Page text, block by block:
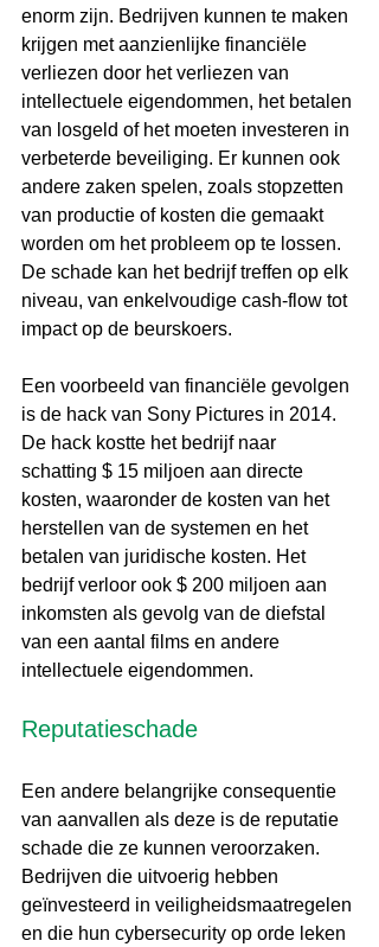
enorm zijn. Bedrijven kunnen te maken
krijgen met aanzienlijke financiële
verliezen door het verliezen van
intellectuele eigendommen, het betalen
van losgeld of het moeten investeren in
verbeterde beveiliging. Er kunnen ook
andere zaken spelen, zoals stopzetten
van productie of kosten die gemaakt
worden om het probleem op te lossen.
De schade kan het bedrijf treffen op elk
niveau, van enkelvoudige cash-flow tot
impact op de beurskoers.
Een voorbeeld van financiële gevolgen
is de hack van Sony Pictures in 2014.
De hack kostte het bedrijf naar
schatting $ 15 miljoen aan directe
kosten, waaronder de kosten van het
herstellen van de systemen en het
betalen van juridische kosten. Het
bedrijf verloor ook $ 200 miljoen aan
inkomsten als gevolg van de diefstal
van een aantal films en andere
intellectuele eigendommen.
Reputatieschade
Een andere belangrijke consequentie
van aanvallen als deze is de reputatie
schade die ze kunnen veroorzaken.
Bedrijven die uitvoerig hebben
geïnvesteerd in veiligheidsmaatregelen
en die hun cybersecurity op orde leken